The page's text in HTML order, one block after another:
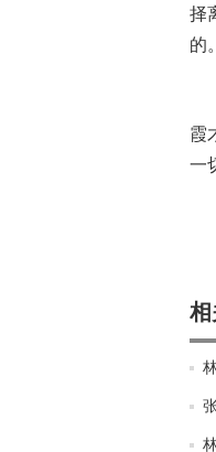
择
的。
霞
一
相